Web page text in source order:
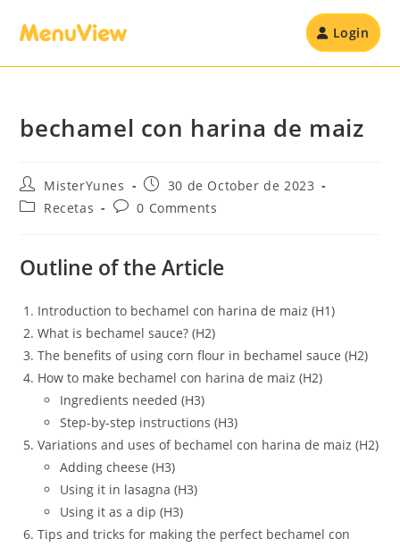
Login
bechamel con harina de maiz
MisterYunes
30 de October de 2023
Recetas
0 Comments
Outline of the Article
Introduction to bechamel con harina de maiz (H1)
What is bechamel sauce? (H2)
The benefits of using corn flour in bechamel sauce (H2)
How to make bechamel con harina de maiz (H2)
Ingredients needed (H3)
Step-by-step instructions (H3)
Variations and uses of bechamel con harina de maiz (H2)
Adding cheese (H3)
Using it in lasagna (H3)
Using it as a dip (H3)
Tips and tricks for making the perfect bechamel con